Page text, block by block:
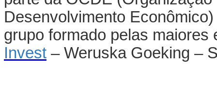
Desenvolvimento
grupo formado pelas maiores
Invest – Weruska Goeking –